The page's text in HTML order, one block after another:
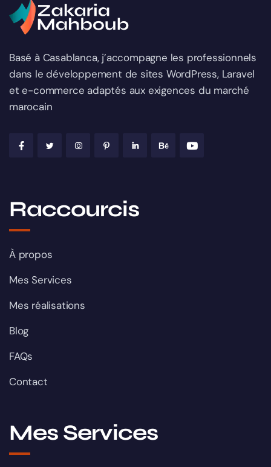
Basé à Casablanca, j’accompagne les professionnels
dans le développement de sites WordPress, Laravel
et e-commerce adaptés aux exigences du marché
marocain
Raccourcis
À propos
Mes Services
Mes réalisations
Blog
FAQs
Contact
Mes Services